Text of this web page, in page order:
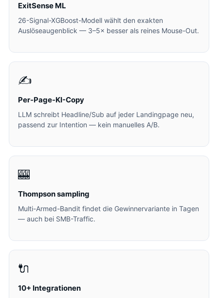
ExitSense ML
26-Signal-XGBoost-Modell wählt den exakten
Auslöseaugenblick — 3–5× besser als reines Mouse-Out.
✍️
Per-Page-KI-Copy
LLM schreibt Headline/Sub auf jeder Landingpage neu,
passend zur Intention — kein manuelles A/B.
🎰
Thompson sampling
Multi-Armed-Bandit findet die Gewinnervariante in Tagen
— auch bei SMB-Traffic.
🔌
10+ Integrationen